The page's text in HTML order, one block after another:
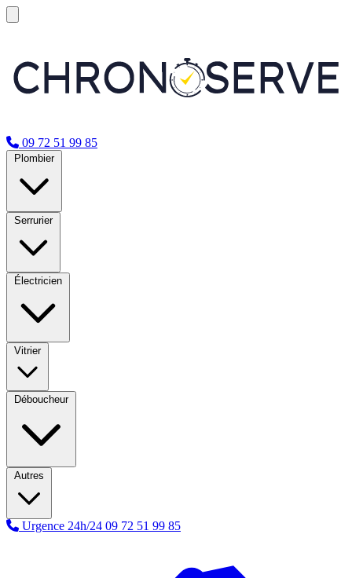
09 72 51 99 85
Plombier
Serrurier
Électricien
Vitrier
Déboucheur
Autres
Urgence 24h/24 09 72 51 99 85